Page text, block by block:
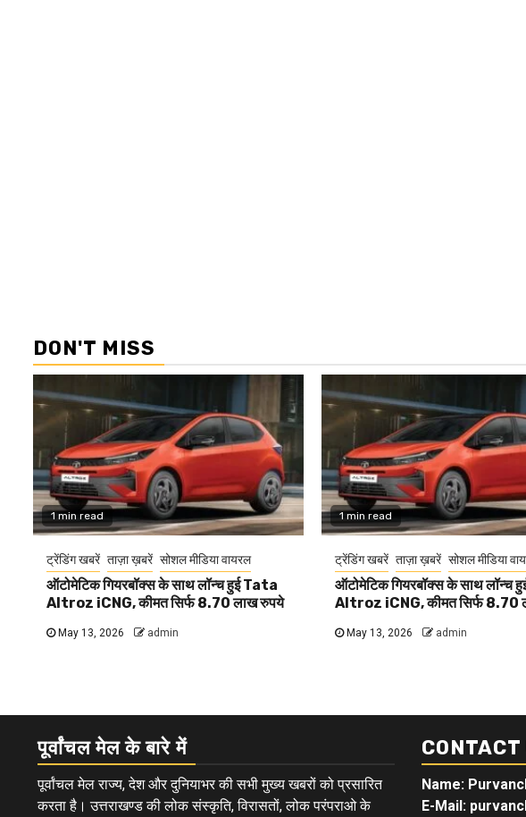
DON'T MISS
1 min read
ट्रेंडिंग खबरें ताज़ा ख़बरें सोशल मीडिया वायरल
ऑटोमेटिक गियरबॉक्स के साथ लॉन्च हुई Tata
Altroz iCNG, कीमत सिर्फ 8.70 लाख रुपये
May 13, 2026 admin
1 min read
ट्रेंडिंग खबरें ताज़ा ख़बरें सोशल मीडिया
ऑटोमेटिक गियरबॉक्स के साथ लॉन्च
Altroz iCNG, कीमत सिर्फ 8.70
May 13, 2026 admin
पूर्वांचल मेल के बारे में
पूर्वांचल मेल राज्य, देश और दुनियाभर की सभी मुख्य खबरों को प्रसारित
करता है। उत्तराखण्ड की लोक संस्कृति, विरासतों, लोक परंपराओ के
CONTACT
Name:
E-Mail: